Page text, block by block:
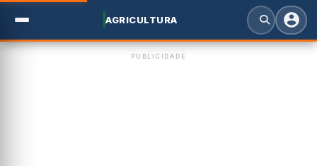
AGRICULTURA
PUBLICIDADE